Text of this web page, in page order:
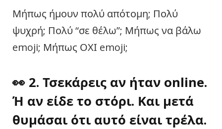
Μήπως ήμουν πολύ απότομη; Πολύ
ψυχρή; Πολύ “σε θέλω”; Μήπως να βάλω
emoji; Μήπως ΟΧΙ emoji;
👀 2. Τσεκάρεις αν ήταν online.
Ή αν είδε το στόρι. Και μετά
θυμάσαι ότι αυτό είναι τρέλα.